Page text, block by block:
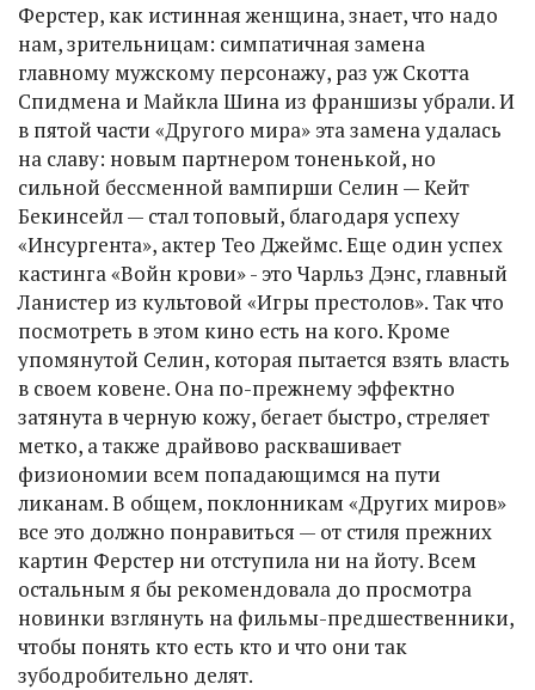
Ферстер, как истинная женщина, знает, что надо
нам, зрительницам: симпатичная замена
главному мужскому персонажу, раз уж Скотта
Спидмена и Майкла Шина из франшизы убрали. И
в пятой части «Другого мира» эта замена удалась
на славу: новым партнером тоненькой, но
сильной бессменной вампирши Селин — Кейт
Бекинсейл — стал топовый, благодаря успеху
«Инсургента», актер Тео Джеймс. Еще один успех
кастинга «Войн крови» - это Чарльз Дэнс, главный
Ланистер из культовой «Игры престолов». Так что
посмотреть в этом кино есть на кого. Кроме
упомянутой Селин, которая пытается взять власть
в своем ковене. Она по-прежнему эффектно
затянута в черную кожу, бегает быстро, стреляет
метко, а также драйвово расквашивает
физиономии всем попадающимся на пути
ликанам. В общем, поклонникам «Других миров»
все это должно понравиться — от стиля прежних
картин Ферстер ни отступила ни на йоту. Всем
остальным я бы рекомендовала до просмотра
новинки взглянуть на фильмы-предшественники,
чтобы понять кто есть кто и что они так
зубодробительно делят.